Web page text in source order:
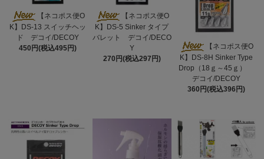
【ネコポス便O
K】DS-13 スイッチヘッ
ド デコイ/DECOY
450円(税込495円)
【ネコポス便O
K】DS-5 Sinker タイプ
バレット デコイ/DECO
Y
270円(税込297円)
【ネコポス便O
K】DS-8H Sinker Type
Drop（18ｇ～45ｇ）
デコイ/DECOY
360円(税込396円)